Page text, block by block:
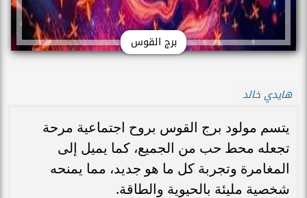
برج القوس
هايدي خالد
يتسم مولود برج القوس بروح اجتماعية مرحة
تجعله محط حب من الجميع، كما يميل إلى
المغامرة وتجربة كل ما هو جديد، مما يمنحه
شخصية مليئة بالحيوية والطاقة.